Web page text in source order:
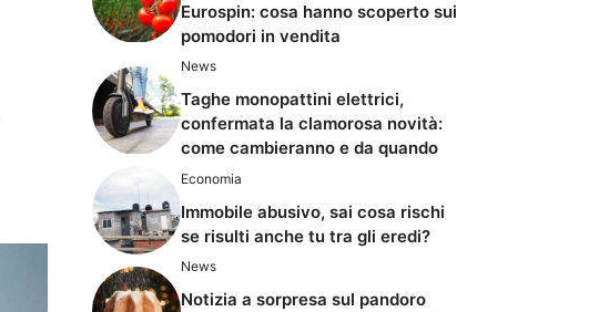
Eurospin: cosa hanno scoperto sui
pomodori in vendita
News
Taghe monopattini elettrici,
confermata la clamorosa novità:
come cambieranno e da quando
Economia
Immobile abusivo, sai cosa rischi
se risulti anche tu tra gli eredi?
News
Notizia a sorpresa sul pandoro